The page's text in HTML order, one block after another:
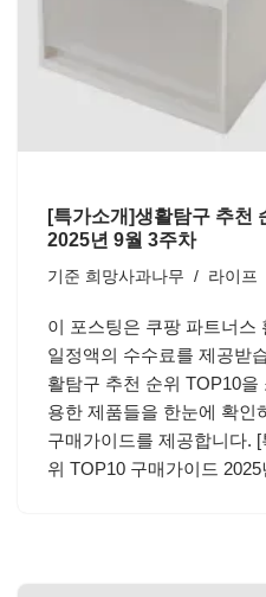
[특가소개]생활탐구 추천
2025년 9월 3주차
기준 희망사과나무 라이프
이 포스팅은 쿠팡 파트너스
일정액의 수수료를 제공받
활탐구 추천 순위 TOP10
용한 제품들을 한눈에 확인
구매가이드를 제공합니다.
위 TOP10 구매가이드